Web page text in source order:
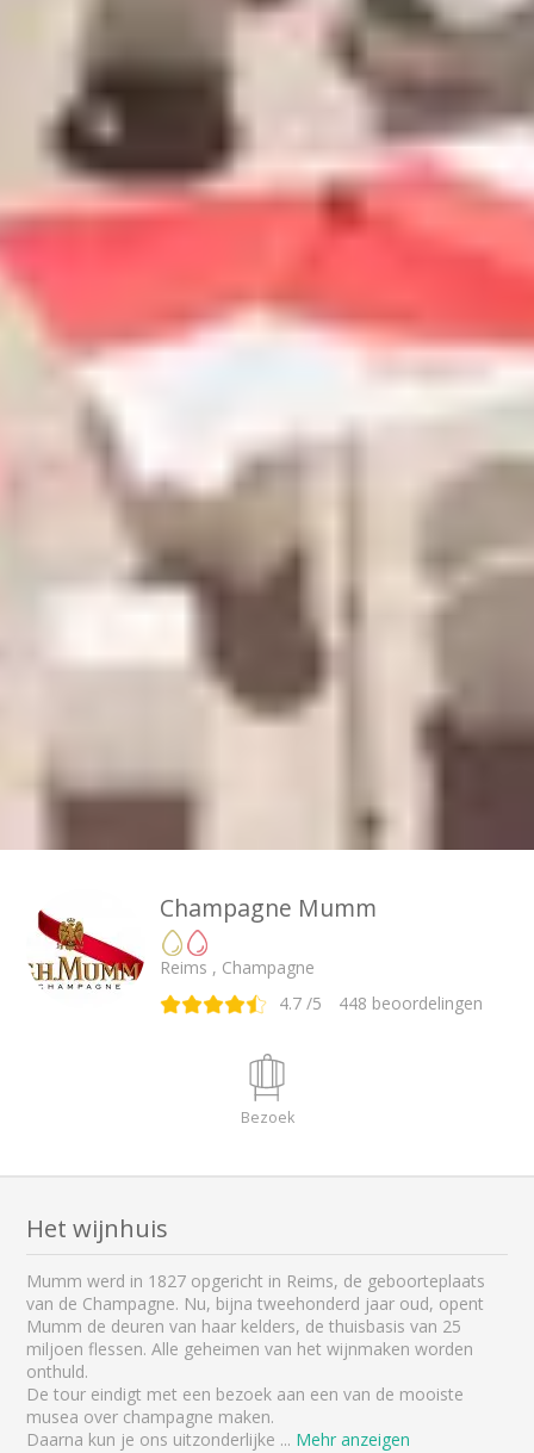
Champagne Mumm
Reims , Champagne
4.7 /5 448 beoordelingen
Bezoek
Het wijnhuis
Mumm werd in 1827 opgericht in Reims, de geboorteplaats
van de Champagne. Nu, bijna tweehonderd jaar oud, opent
Mumm de deuren van haar kelders, de thuisbasis van 25
miljoen flessen. Alle geheimen van het wijnmaken worden
onthuld.
De tour eindigt met een bezoek aan een van de mooiste
musea over champagne maken.
Daarna kun je ons uitzonderlijke ... Mehr anzeigen